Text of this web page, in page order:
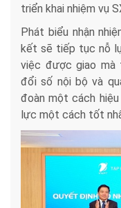
triển khai nhiệm vụ
Phát biểu nhận
kết sẽ tiếp tục nỗ
việc được giao
đổi số nội bộ và
đoàn một cách
lực một cách tốt